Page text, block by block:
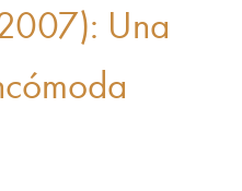
Una